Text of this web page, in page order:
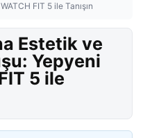
FIT 5 ile Tanışın
Estetik ve
Yepyeni
5 ile